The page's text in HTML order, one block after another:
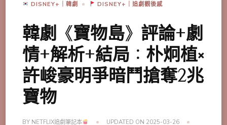
DISNEY+｜韓劇 DISNEY+｜追劇觀後感
韓劇《寶物島》評論+劇
情+解析+結局：朴炯植༝
許峻豪明爭暗鬥搶奪2兆
寶物
BY NETFLIX追劇筆記本 UPDATED ON 2025-03-26